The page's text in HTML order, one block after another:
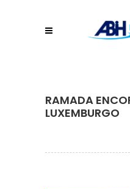
RAMADA
LUXEMBURGO